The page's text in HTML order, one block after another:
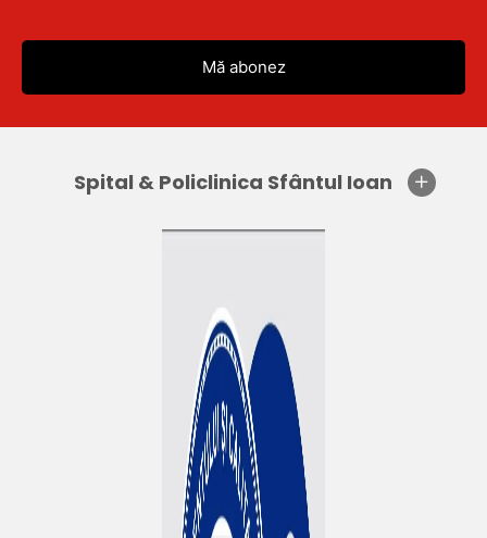
Spital & Policlinica Sfântul Ioan